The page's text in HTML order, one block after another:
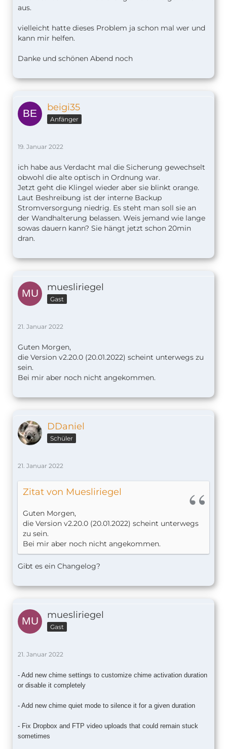
aus.
vielleicht hatte dieses Problem ja schon mal wer und
kann mir helfen.
Danke und schönen Abend noch
beigi35
Anfänger
19. Januar 2022
ich habe aus Verdacht mal die Sicherung gewechselt
obwohl die alte optisch in Ordnung war.
Jetzt geht die Klingel wieder aber sie blinkt orange.
Laut Beshreibung ist der interne Backup
Stromversorgung niedrig. Es steht man soll sie an
der Wandhalterung belassen. Weis jemand wie lange
sowas dauern kann? Sie hängt jetzt schon 20min
dran.
muesliriegel
Gast
21. Januar 2022
Guten Morgen,
die Version v2.20.0 (20.01.2022) scheint unterwegs zu
sein.
Bei mir aber noch nicht angekommen.
DDaniel
Schüler
21. Januar 2022
Zitat von Muesliriegel
Guten Morgen,
die Version v2.20.0 (20.01.2022) scheint unterwegs
zu sein.
Bei mir aber noch nicht angekommen.
Gibt es ein Changelog?
muesliriegel
Gast
21. Januar 2022
- Add new chime settings to customize chime activation duration
or disable it completely
- Add new chime quiet mode to silence it for a given duration
- Fix Dropbox and FTP video uploads that could remain stuck
sometimes